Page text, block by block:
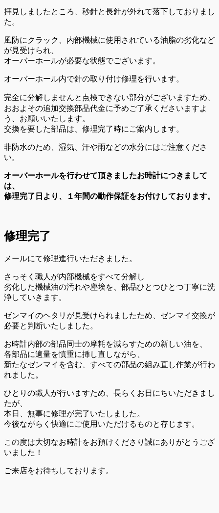
拝見しましたところ、秒針と長針が外れて落下しておりまし
た。
風防にクラック、内部機械に使用されている油脂の劣化など
が見受けられ、
オーバーホールが必要な状態でございます。
オーバーホール内で針の取り付け修理を行います。
完全に分解しませんと点検できない部分がございますため、
おおよその追加交換部品代金に予めご了承くださいますよ
う、お願いいたします。
交換を要した部品は、修理完了時にご案内します。
非防水のため、湿気、汗や雨などの水分にはご注意くださ
い。
オーバーホールを行わせて頂きましたお時計につきまして
は、
修理完了日より、１年間の動作保証をお付けしております。
修理完了
メールにて修理進行いただきました。
さっそく職人が内部機械をすべて分解し
劣化した機械油の汚れや塵埃を、部品ひとつひとつ丁寧に洗
浄していきます。
ゼンマイのヘタリが見受けられましたため、ゼンマイ交換が
必要と判断いたしました。
お時計内部の部品同士の摩耗を減らすための新しい油を、
各部品に適量を慎重に挿し直しながら、
新たなゼンマイを含む、すべての部品の組み直し作業が行わ
れました。
ひとりの職人が行いますため、長らくお日にちいただきまし
たが、
本日、無事に修理が完了いたしました。
今後ながらく快適にご使用いただけるものと存じます。
この度は大切なお時計をお預けくださり誠にありがとうござ
いました！
ご来店をお待ちしております。